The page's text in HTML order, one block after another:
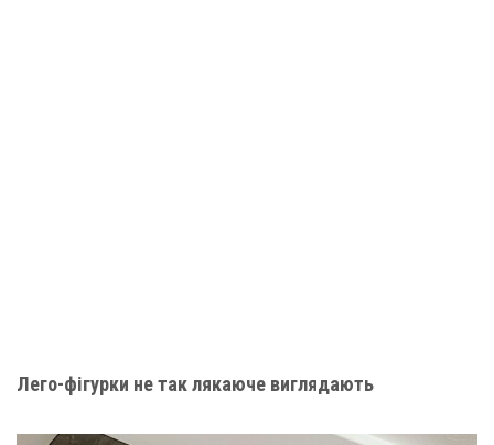
Лего-фігурки не таклякаюче виглядають